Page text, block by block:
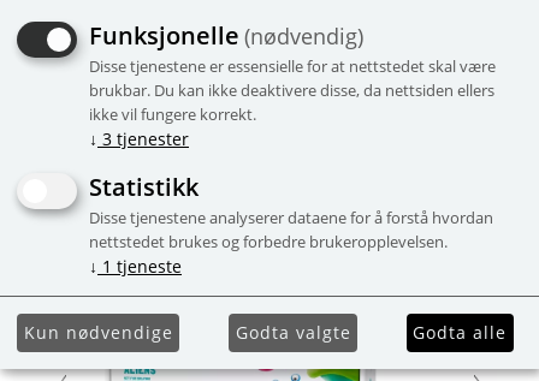
CANS
Lufttørkende leire - 15 bokser og
modelleringssett
Funksjonelle (nødvendig)
Disse tjenestene er essensielle for at nettstedet skal være
brukbar. Du kan ikke deaktivere disse, da nettsiden ellers
ikke vil fungere korrekt.
↓ 3 tjenester
Statistikk
Disse tjenestene analyserer dataene for å forstå hvordan
nettstedet brukes og forbedre brukeropplevelsen.
↓ 1 tjeneste
Kun nødvendige Godta valgte Godta alle